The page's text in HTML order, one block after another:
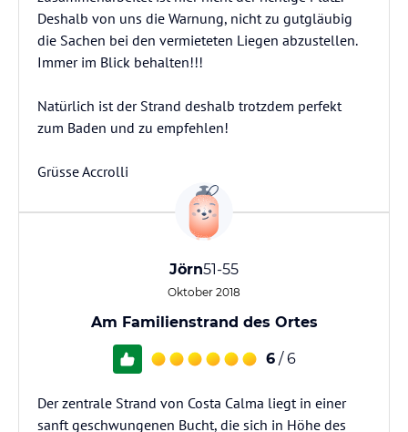
Deshalb von uns die Warnung, nicht zu gutgläubig
die Sachen bei den vermieteten Liegen abzustellen.
Immer im Blick behalten!!!
Natürlich ist der Strand deshalb trotzdem perfekt
zum Baden und zu empfehlen!
Grüsse Accrolli
Jörn51-55
Oktober 2018
Am Familienstrand des Ortes
6 / 6
Der zentrale Strand von Costa Calma liegt in einer
sanft geschwungenen Bucht, die sich in Höhe des